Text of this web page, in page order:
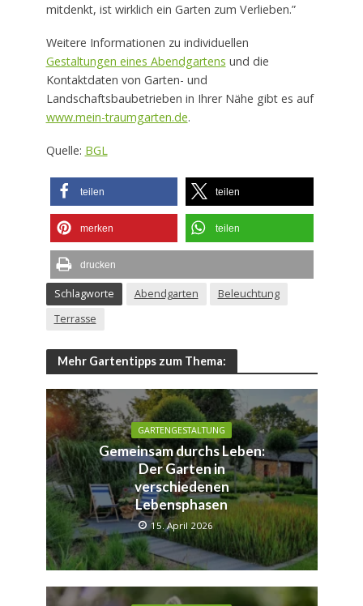
mitdenkt, ist wirklich ein Garten zum Verlieben.”
Weitere Informationen zu individuellen
Gestaltungen eines Abendgartens und die
Kontaktdaten von Garten- und
Landschaftsbaubetrieben in Ihrer Nähe gibt es auf
www.mein-traumgarten.de.
Quelle: BGL
teilen teilen
merken teilen
drucken
Schlagworte Abendgarten
Beleuchtung
Terrasse
Mehr Gartentipps zum Thema:
GARTENGESTALTUNG
Gemeinsam durchs Leben:
Der Garten in
verschiedenen
Lebensphasen
15. April 2026